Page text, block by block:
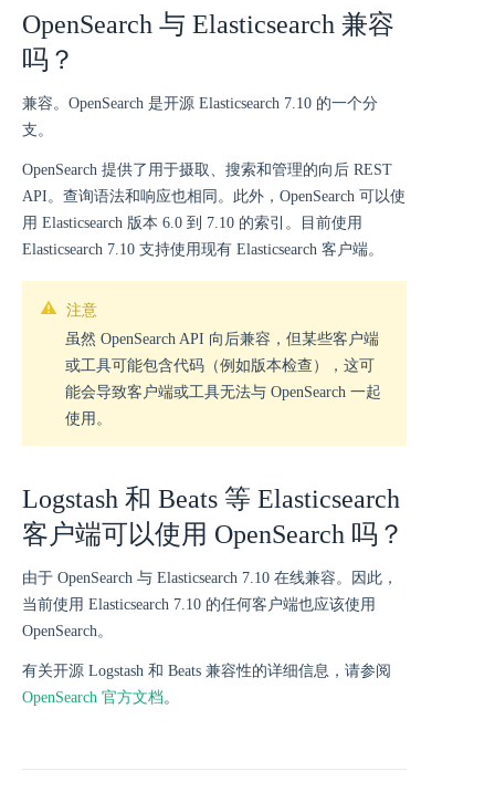
OpenSearch 与 Elasticsearch 兼容
吗？
兼容。OpenSearch 是开源 Elasticsearch 7.10 的一个分
支。
OpenSearch 提供了用于摄取、搜索和管理的向后 REST
API。查询语法和响应也相同。此外，OpenSearch 可以使
用 Elasticsearch 版本 6.0 到 7.10 的索引。目前使用
Elasticsearch 7.10 支持使用现有 Elasticsearch 客户端。
注意
虽然 OpenSearch API 向后兼容，但某些客户端
或工具可能包含代码（例如版本检查），这可
能会导致客户端或工具无法与 OpenSearch 一起
使用。
Logstash 和 Beats 等 Elasticsearch
客户端可以使用 OpenSearch 吗？
由于 OpenSearch 与 Elasticsearch 7.10 在线兼容。因此，
当前使用 Elasticsearch 7.10 的任何客户端也应该使用
OpenSearch。
有关开源 Logstash 和 Beats 兼容性的详细信息，请参阅
OpenSearch 官方文档。